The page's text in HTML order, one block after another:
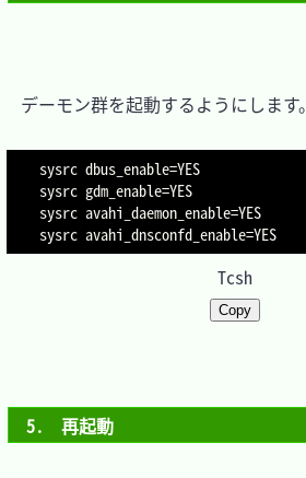
デーモン群を起動するようにします。
sysrc dbus_enable=YES
sysrc gdm_enable=YES
sysrc avahi_daemon_enable=YES
sysrc avahi_dnsconfd_enable=
Tcsh
Copy
5.　再起動